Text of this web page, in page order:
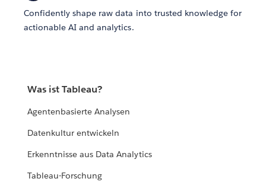
Confidently shape raw data into trusted knowledge for
actionable AI and analytics.
Was ist Tableau?
Agentenbasierte Analysen
Datenkultur entwickeln
Erkenntnisse aus Data Analytics
Tableau-Forschung